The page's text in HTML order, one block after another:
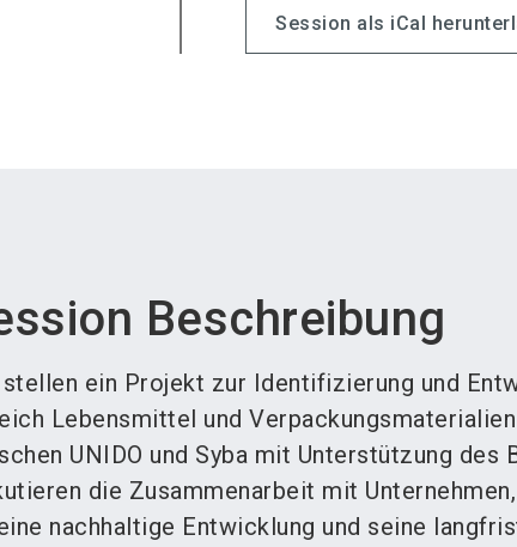
Session als iCal
Beschreibung
ein Projekt zur Identifizierung und
Lebensmittel und
UNIDO und Syba mit Unterstützung des
die Zusammenarbeit mit
nachhaltige Entwicklung und seine